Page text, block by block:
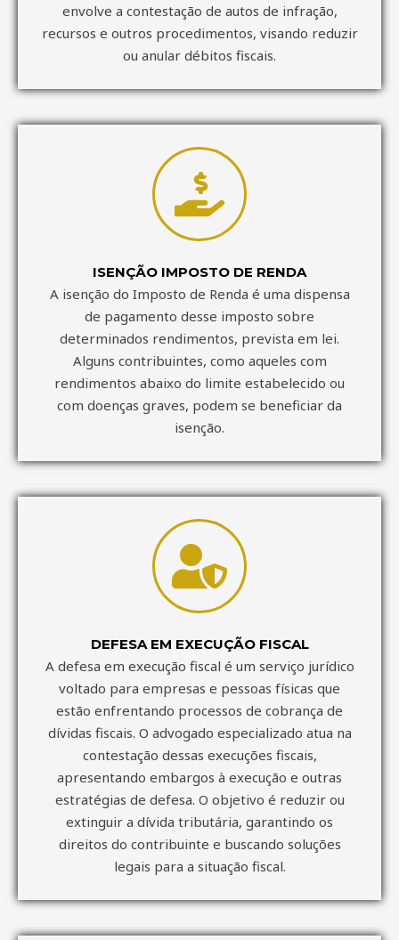
envolve a contestação de autos de infração,
recursos e outros procedimentos, visando reduzir
ou anular débitos fiscais.
ISENÇÃO IMPOSTO DE RENDA
A isenção do Imposto de Renda é uma dispensa
de pagamento desse imposto sobre
determinados rendimentos, prevista em lei.
Alguns contribuintes, como aqueles com
rendimentos abaixo do limite estabelecido ou
com doenças graves, podem se beneficiar da
isenção.
DEFESA EM EXECUÇÃO FISCAL
A defesa em execução fiscal é um serviço jurídico
voltado para empresas e pessoas físicas que
estão enfrentando processos de cobrança de
dívidas fiscais. O advogado especializado atua na
contestação dessas execuções fiscais,
apresentando embargos à execução e outras
estratégias de defesa. O objetivo é reduzir ou
extinguir a dívida tributária, garantindo os
direitos do contribuinte e buscando soluções
legais para a situação fiscal.